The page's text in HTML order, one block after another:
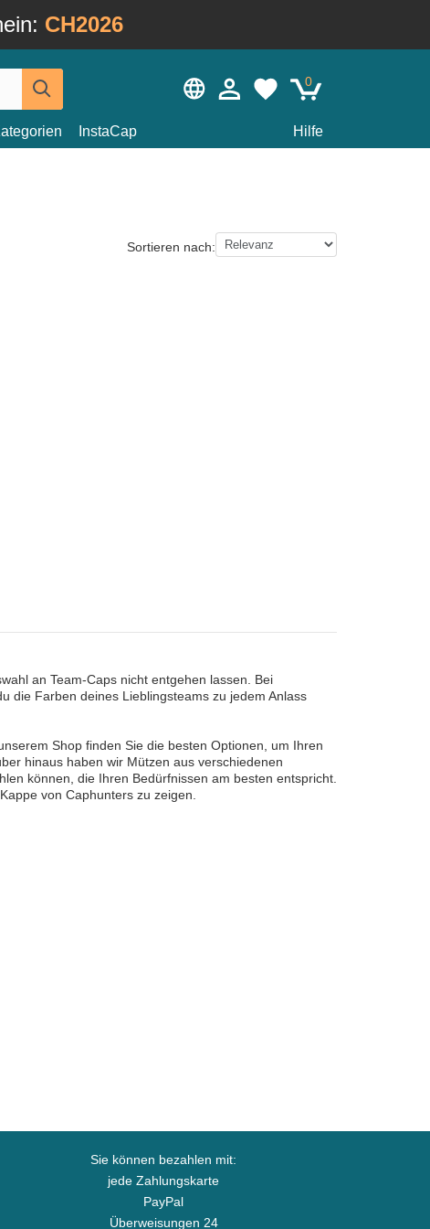
CH2026
0
InstaCap Hilfe
Sortieren nach:
an Team-Caps nicht entgehen lassen. Bei
die Farben deines Lieblingsteams zu jedem Anlass
Shop finden Sie die besten Optionen, um Ihren
hinaus haben wir Mützen aus verschiedenen
können, die Ihren Bedürfnissen am besten entspricht.
von Caphunters zu zeigen.
Sie können bezahlen mit:
jede Zahlungskarte
PayPal
Überweisungen 24